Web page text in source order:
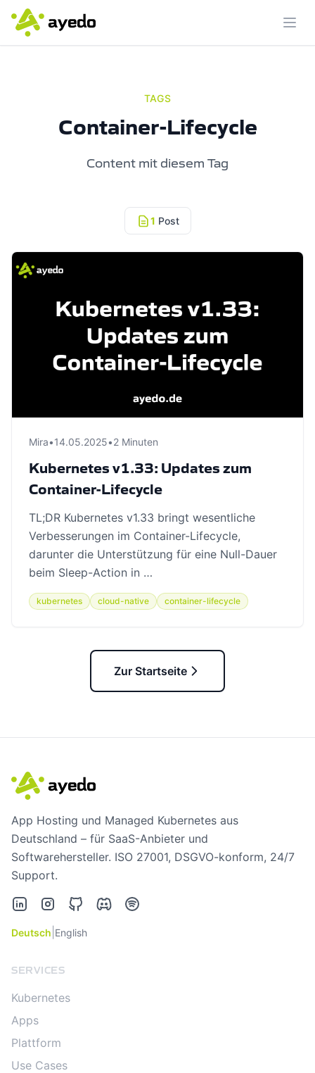
TAGS
Container-Lifecycle
Content mit diesem Tag
1 Post
Mira•14.05.2025•2 Minuten
Kubernetes v1.33: Updates zum
Container-Lifecycle
TL;DR Kubernetes v1.33 bringt wesentliche
Verbesserungen im Container-Lifecycle,
darunter die Unterstützung für eine Null-Dauer
beim Sleep-Action in …
kubernetes cloud-native container-lifecycle
Zur Startseite
App Hosting und Managed Kubernetes aus
Deutschland – für SaaS-Anbieter und
Softwarehersteller. ISO 27001, DSGVO-konform, 24/7
Support.
LinkedInInstagramGitHubDiscordSpotify
Deutsch English
SERVICES
Kubernetes
Apps
Plattform
Use Cases